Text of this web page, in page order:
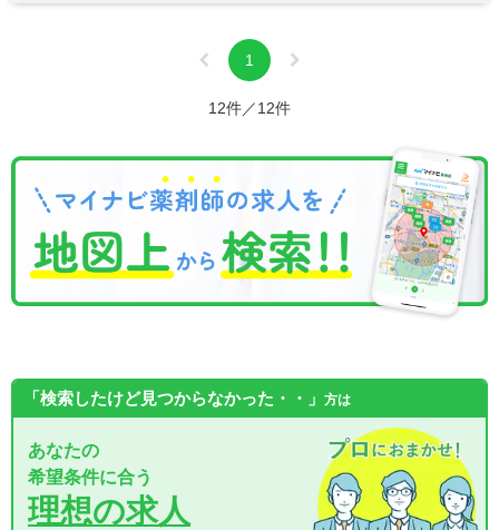
1
12件／12件
「検索したけど見つからなかった・・」 方は
あなたの
希望条件に合う
理想の求人